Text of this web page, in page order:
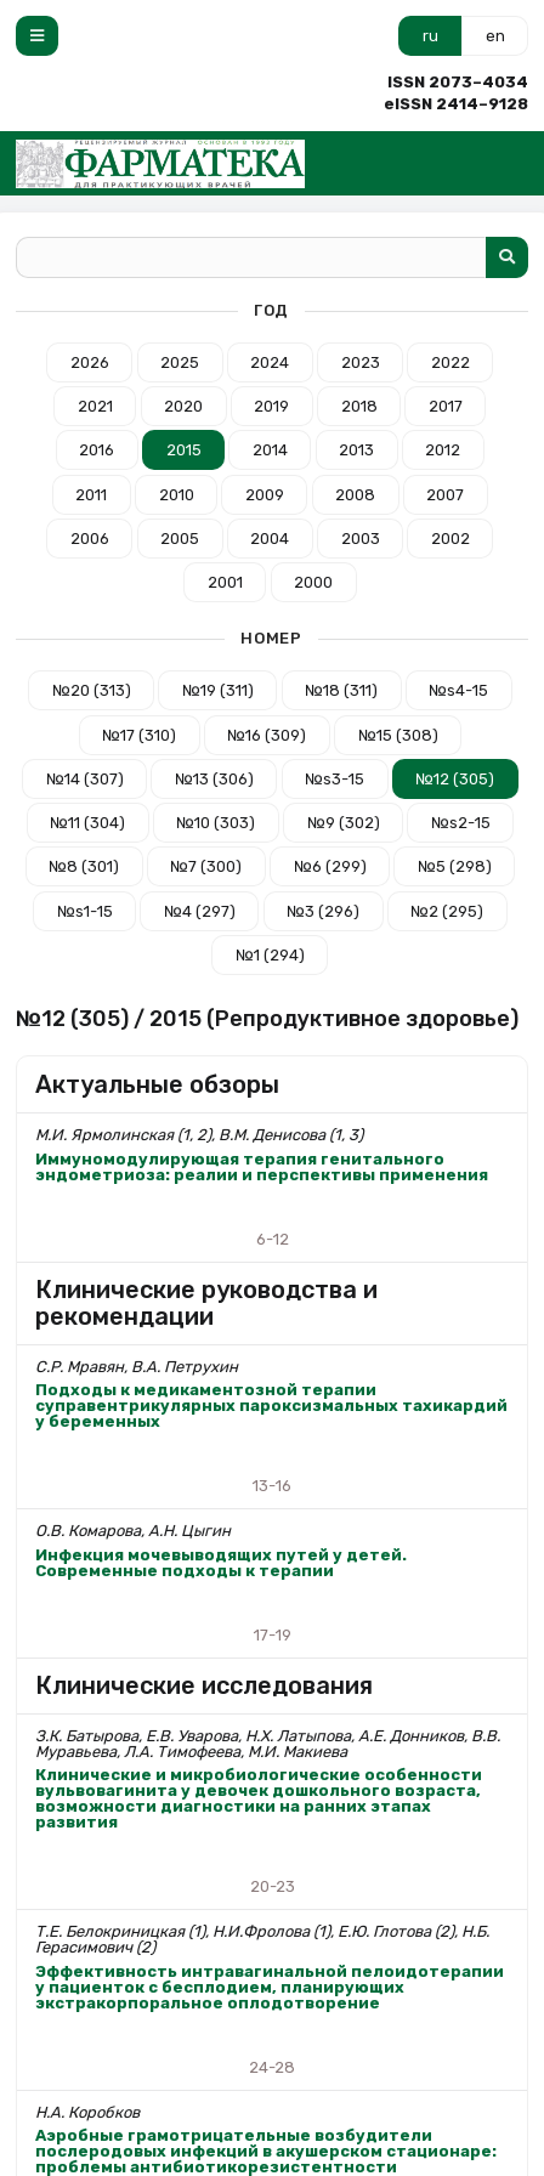
ru en
ISSN 2073–4034
eISSN 2414–9128
ГОД
2026 2025 2024 2023 2022
2021 2020 2019 2018 2017
2016 2015 2014 2013 2012
2011 2010 2009 2008 2007
2006 2005 2004 2003 2002
2001 2000
НОМЕР
№20 (313) №19 (311) №18 (311) №s4-15
№17 (310) №16 (309) №15 (308)
№14 (307) №13 (306) №s3-15 №12 (305)
№11 (304) №10 (303) №9 (302) №s2-15
№8 (301) №7 (300) №6 (299) №5 (298)
№s1-15 №4 (297) №3 (296) №2 (295)
№1 (294)
№12 (305) / 2015 (Репродуктивное здоровье)
Актуальные обзоры
М.И. Ярмолинская (1, 2), В.М. Денисова (1, 3)
Иммуномодулирующая терапия генитального
эндометриоза: реалии и перспективы применения
6-12
Клинические руководства и
рекомендации
С.Р. Мравян, В.А. Петрухин
Подходы к медикаментозной терапии
суправентрикулярных пароксизмальных тахикардий
у беременных
13-16
О.В. Комарова, А.Н. Цыгин
Инфекция мочевыводящих путей у детей.
Современные подходы к терапии
17-19
Клинические исследования
З.К. Батырова, Е.В. Уварова, Н.Х. Латыпова, А.Е. Донников, В.В.
Муравьева, Л.А. Тимофеева, М.И. Макиева
Клинические и микробиологические особенности
вульвовагинита у девочек дошкольного возраста,
возможности диагностики на ранних этапах
развития
20-23
Т.Е. Белокриницкая (1), Н.И.Фролова (1), Е.Ю. Глотова (2), Н.Б.
Герасимович (2)
Эффективность интравагинальной пелоидотерапии
у пациенток с бесплодием, планирующих
экстракорпоральное оплодотворение
24-28
Н.А. Коробков
Аэробные грамотрицательные возбудители
послеродовых инфекций в акушерском стационаре:
проблемы антибиотикорезистентности